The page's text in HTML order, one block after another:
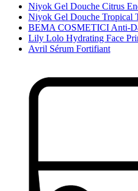
Niyok Gel Douche Citrus
Niyok Gel Douche Tropical
BEMA COSMETICI Anti-
Lily Lolo Hydrating Face
Avril Sérum Fortifiant